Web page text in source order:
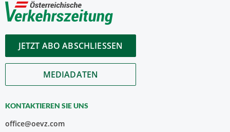
JETZT ABO ABSCHLIESSEN
MEDIADATEN
KONTAKTIEREN SIE UNS
office@oevz.com